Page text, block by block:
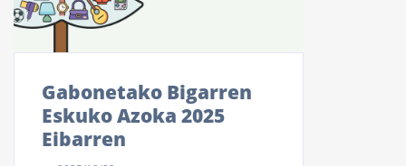
Gabonetako Bigarren
Eskuko Azoka 2025
Eibarren